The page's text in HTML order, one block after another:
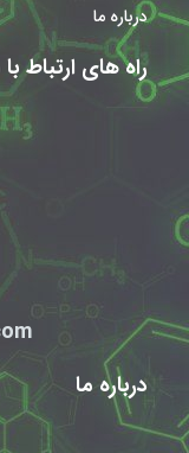
درباره ما
راه های ارتباط
درباره ما